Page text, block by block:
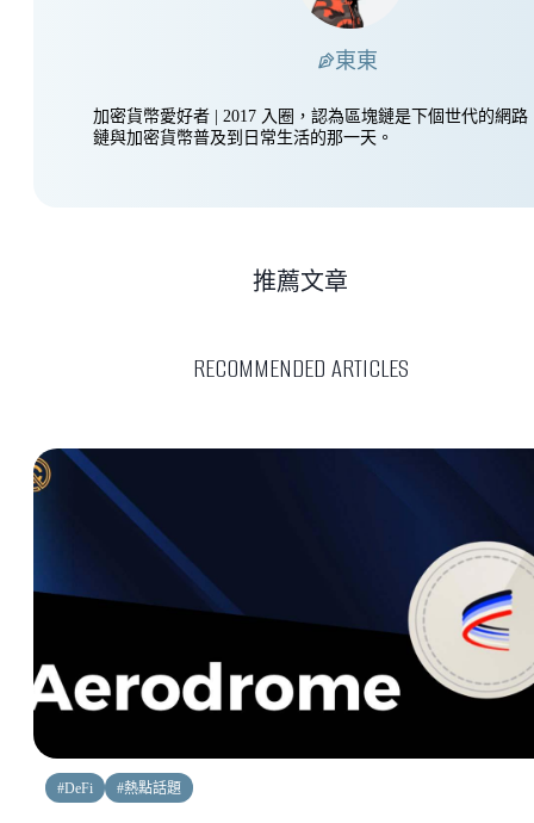
東東
加密貨幣愛好者 | 2017 入圈，認為區塊鏈是下個世代的網路
鏈與加密貨幣普及到日常生活的那一天。
RECOMMENDED ARTICLES
推薦文章
#DeFi #熱點話題